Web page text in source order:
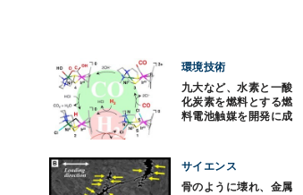
環境技術
九大など、水素と一酸
化炭素を燃料とする燃
料電池触媒を開発に成
サイエンス
骨のように壊れ、金属